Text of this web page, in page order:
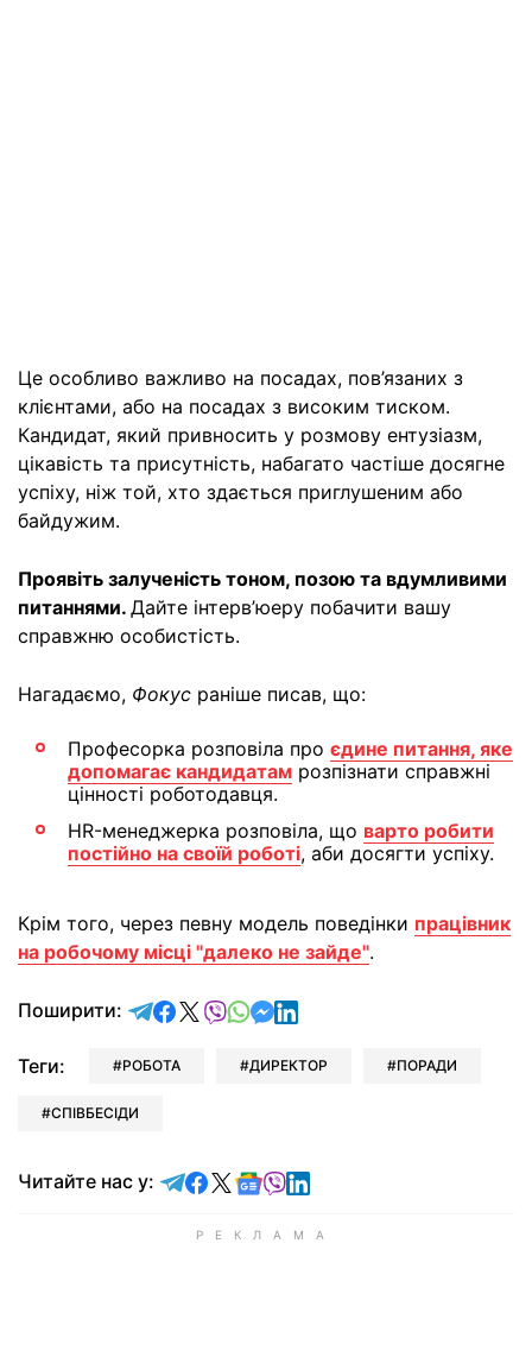
Це особливо важливо на посадах, пов’язаних з
клієнтами, або на посадах з високим тиском.
Кандидат, який привносить у розмову ентузіазм,
цікавість та присутність, набагато частіше досягне
успіху, ніж той, хто здається приглушеним або
байдужим.
Проявіть залученість тоном, позою та вдумливими
питаннями. Дайте інтерв’юеру побачити вашу
справжню особистість.
Нагадаємо, Фокус раніше писав, що:
Професорка розповіла про єдине питання, яке
допомагає кандидатам розпізнати справжні
цінності роботодавця.
HR-менеджерка розповіла, що варто робити
постійно на своїй роботі, аби досягти успіху.
Крім того, через певну модель поведінки працівник
на робочому місці "далеко не зайде".
Поширити: відправити у Telegram
поділитись у Facebook
поділитись у X
відправити у Viber
відправити у Whatsapp
відправити у Messenger
відправити у LinkedIn
Теги: РОБОТА ДИРЕКТОР ПОРАДИ
СПІВБЕСІДИ
Читайте нас у: Читайте у Telegram
Читайте у Facebook
Читайте у X
Читайте у Google news
Читайте у Viber
Читайте у LinkedIn